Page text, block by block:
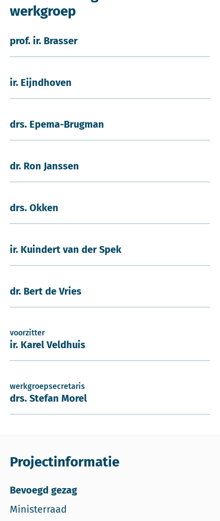
werkgroep
prof. ir. Brasser
ir. Eijndhoven
drs. Epema-Brugman
dr. Ron Janssen
drs. Okken
ir. Kuindert van der Spek
dr. Bert de Vries
voorzitter
ir. Karel Veldhuis
werkgroepsecretaris
drs. Stefan Morel
Projectinformatie
Bevoegd gezag
Ministerraad